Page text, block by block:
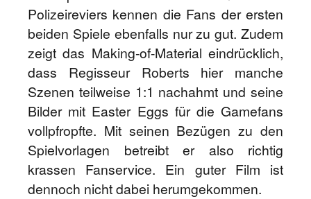
Polizeireviers kennen die Fans der ersten
beiden Spiele ebenfalls nur zu gut. Zudem
zeigt das Making-of-Material eindrücklich,
dass Regisseur Roberts hier manche
Szenen teilweise 1:1 nachahmt und seine
Bilder mit Easter Eggs für die Gamefans
vollpfropfte. Mit seinen Bezügen zu den
Spielvorlagen betreibt er also richtig
krassen Fanservice. Ein guter Film ist
dennoch nicht dabei herumgekommen.